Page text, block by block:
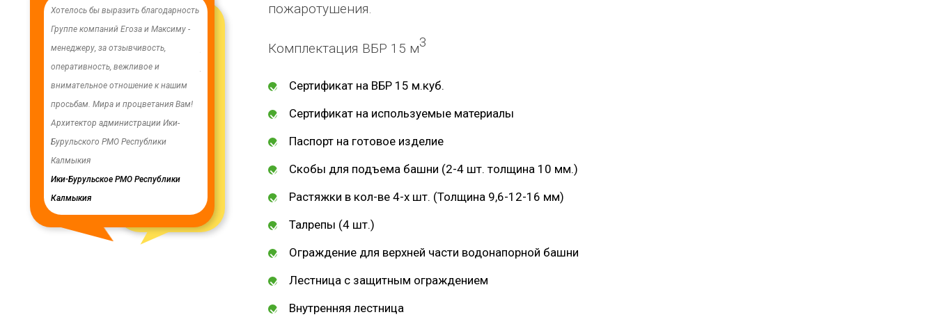
Хотелось бы выразить благодарность
Группе компаний Егоза и Максиму -
менеджеру, за отзывчивость,
оперативность, вежливое и
внимательное отношение к нашим
просьбам. Мира и процветания Вам!
Архитектор администрации Ики-
Бурульского РМО Республики
Калмыкия
Ики-Бурульское РМО Республики
Калмыкия
В целях устойчивого водоснабжения,
ремонтные работы на водозаборе:
Рожновского, емкостью 100 м3;
скважинах, а также выполнено
ограждение по периметру водозаб...
Бага-Чоносовское сельское
муниципальное образование
Целинного района Республики
От всей души хочу поблагодарить
индивидуальный подход и
лет приобретаем детское спортивное
качеством продукции, дорожим
нашим сотрудничеством! Желаем
Администрация Харлуского
сельского поселения
Администрация МО "Новогорское"
пожаротушения.
Комплектация ВБР 15 м3
Сертификат на ВБР 15 м.куб.
Сертификат на используемые материалы
Паспорт на готовое изделие
Скобы для подъема башни (2-4 шт. толщина 10 мм.)
Растяжки в кол-ве 4-х шт. (Толщина 9,6-12-16 мм)
Талрепы (4 шт.)
Ограждение для верхней части водонапорной башни
Лестница с защитным ограждением
Внутренняя лестница